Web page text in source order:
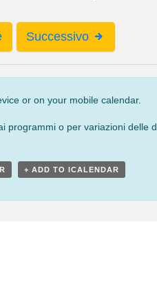
Successivo
or on your mobile calendar.
o per variazioni delle
+ ADD TO ICALENDAR